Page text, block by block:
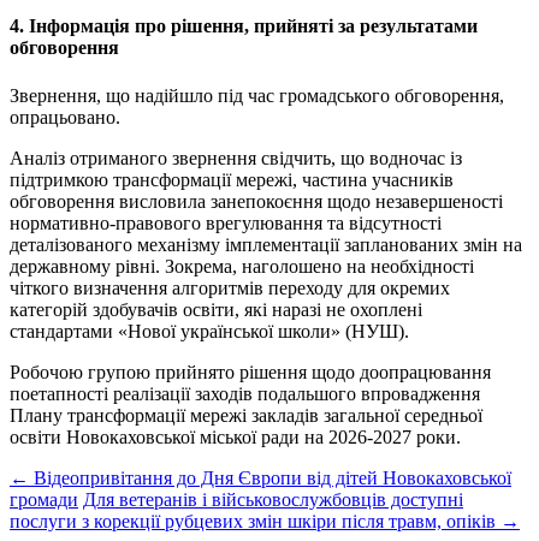
4. Інформація про рішення, прийняті за результатами
обговорення
Звернення, що надійшло під час громадського обговорення,
опрацьовано.
Аналіз отриманого звернення свідчить, що водночас із
підтримкою трансформації мережі, частина учасників
обговорення висловила занепокоєння щодо незавершеності
нормативно-правового врегулювання та відсутності
деталізованого механізму імплементації запланованих змін на
державному рівні. Зокрема, наголошено на необхідності
чіткого визначення алгоритмів переходу для окремих
категорій здобувачів освіти, які наразі не охоплені
стандартами «Нової української школи» (НУШ).
Робочою групою прийнято рішення щодо доопрацювання
поетапності реалізації заходів подальшого впровадження
Плану трансформації мережі закладів загальної середньої
освіти Новокаховської міської ради на 2026-2027 роки.
Post
navigation
← Відеопривітання до Дня Європи від дітей Новокаховської
громади Для ветеранів і військовослужбовців доступні
послуги з корекції рубцевих змін шкіри після травм, опіків →